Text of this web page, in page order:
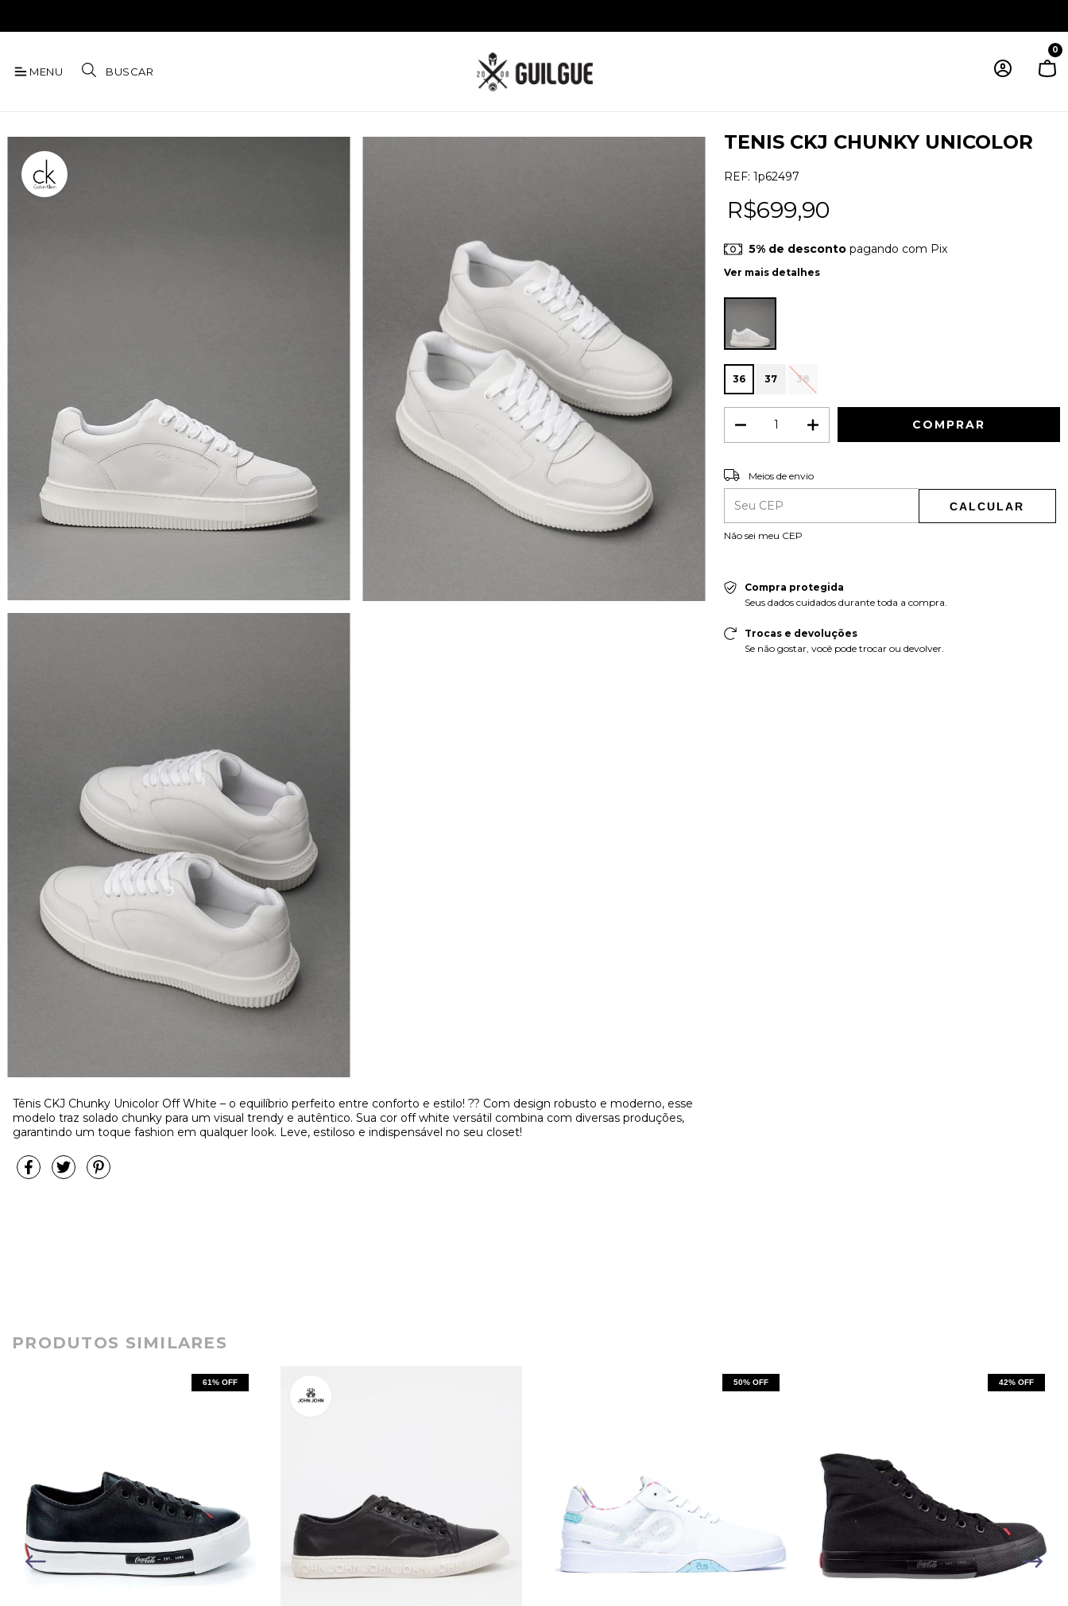
MENU BUSCAR
0
Tênis CKJ Chunky Unicolor Off White – o equilíbrio perfeito entre conforto e estilo! ?? Com design robusto e moderno, esse
modelo traz solado chunky para um visual trendy e autêntico. Sua cor off white versátil combina com diversas produções,
garantindo um toque fashion em qualquer look. Leve, estiloso e indispensável no seu closet!
TENIS CKJ CHUNKY UNICOLOR
REF: 1p62497
R$699,90
5% de desconto pagando com Pix
Ver mais detalhes
36 37 38
Entregas para o CEP:
Meios de envio
CALCULAR
Não sei meu CEP
Compra protegida
Seus dados cuidados durante toda a compra.
Trocas e devoluções
Se não gostar, você pode trocar ou devolver.
PRODUTOS SIMILARES
61% OFF 50% OFF 42% OFF